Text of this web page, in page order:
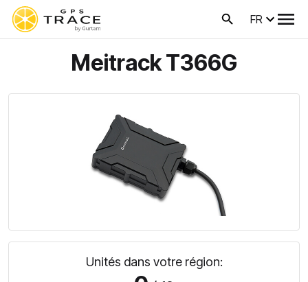
FR
Meitrack T366G
Unités dans votre région: